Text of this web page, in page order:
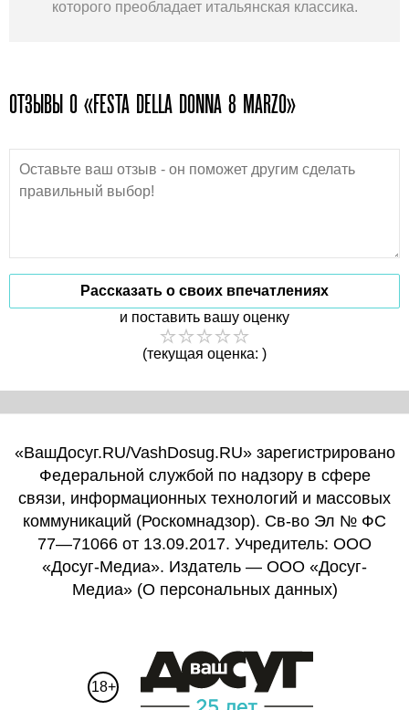
которого преобладает итальянская классика.
ОТЗЫВЫ О «FESTA DELLA DONNA 8 MARZO»
Рассказать о своих впечатлениях
и поставить вашу оценку
(текущая оценка: )
«ВашДосуг.RU/VashDosug.RU» зарегистрировано
Федеральной службой по надзору в сфере
связи, информационных технологий и массовых
коммуникаций (Роскомнадзор). Св-во Эл № ФС
77—71066 от 13.09.2017. Учредитель: ООО
«Досуг-Медиа». Издатель — ООО «Досуг-
Медиа» (О персональных данных)
18+